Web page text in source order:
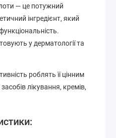
— це потужний
інгредієнт, який
у дерматології та
роблять її цінним
лікування, кремів,